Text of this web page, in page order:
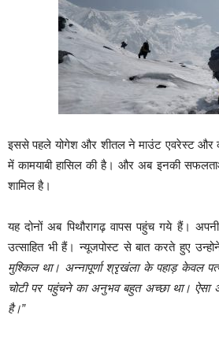
इससे पहले योगेश और शीतल ने माउंट एवरेस्ट और
में कामयाबी हासिल की है। और अब इनकी
शामिल है।
यह दोनों अब पिथौरागढ़ वापस पहुंच गये हैं।
उत्साहित भी हैं। न्यूजपोस्ट से बात करते हुए
मुश्किल था। अन्नापूर्णा श्रृखंला के पहाड़ केवल
चोटी पर पहुंचने का अनुभव बहुत अच्छा था।
है।”